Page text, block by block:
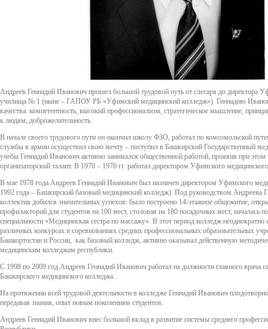
Андреев Геннадий Иванович прошел большой трудовой путь от слесаря до директора
училища № 1 (ныне – ГАПОУ РБ «Уфимский медицинский колледж»). Геннадию
качества: компетентность, высокий профессионализм, стратегическое мышление,
к людям, доброжелательность.
В начале своего трудового пути он окончил школу ФЗО, работал по комсомольской
службы в армии осуществил свою мечту – поступил в Башкирский Государственный
учебы Геннадий Иванович активно занимался общественной работой, проявив при этом
организаторский талант. В 1970 – 1976 гг. работал директором Уфимского
В мае 1978 года Андреев Геннадий Иванович был назначен директором Уфимского
1992 года – Башкирский базовый медицинский колледж). Под руководством Андреева
коллектив добился значительных успехов: было построено 14-этажное общежитие,
профилакторий для студентов на 100 мест, столовая на 180 посадочных мест, началась
специальности «Медицинская сестра по массажу». В этот период колледж неоднократно
различных конкурсах и соревнованиях средних профессиональных образовательных
Башкортостан и России, как базовый колледж, активно оказывал действенную
медицинским колледжам республики.
С 1998 по 2009 год Андреев Геннадий Иванович работал на должности главного врача
Башкирского медицинского колледжа.
На протяжении всей трудовой деятельности в колледже Геннадий Иванович
передавая знания, опыт новым поколениям студентов.
Андреев Геннадий Иванович внес большой вклад в развитие системы среднего